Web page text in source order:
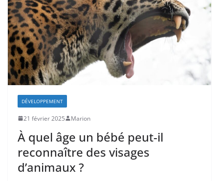
DÉVELOPPEMENT
21 février 2025 Marion
À quel âge un bébé peut-il
reconnaître des visages
d’animaux ?